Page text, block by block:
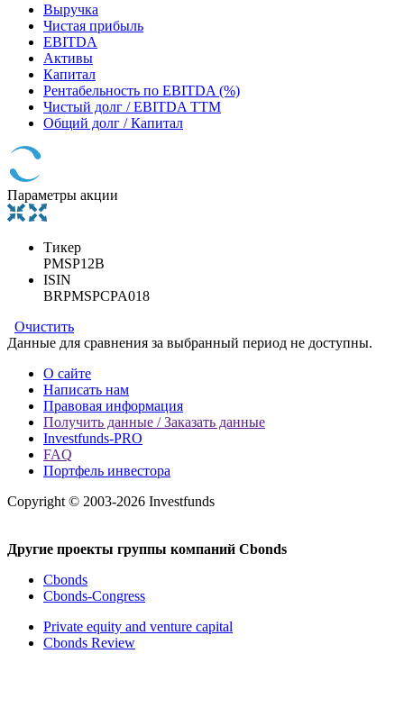
Выручка
Чистая прибыль
EBITDA
Активы
Капитал
Рентабельность по EBITDA (%)
Чистый долг / EBITDA TTM
Общий долг / Капитал
Параметры акции
Тикер
PMSP12B
ISIN
BRPMSPCPA018
Очистить
Данные для сравнения за выбранный период не доступны.
О сайте
Написать нам
Правовая информация
Получить данные / Заказать данные
Investfunds-PRO
FAQ
Портфель инвестора
Copyright © 2003-2026 Investfunds
Другие проекты группы компаний Cbonds
Cbonds
Cbonds-Congress
Private equity and venture capital
Cbonds Review